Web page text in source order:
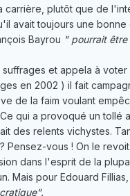
plutôt que de
avait toujours une
Bayrou " pourrait être
et appela à voter
en 2002 ) il fait
de la faim voulant
qui a provoqué un tollé
des relents vichystes.
Pensez-vous ! On le
dans l'esprit de la
Mais pour Edouard Fillias,